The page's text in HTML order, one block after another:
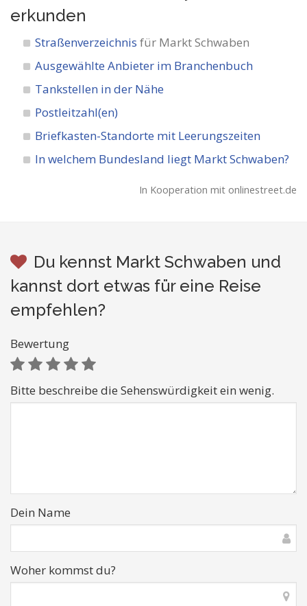
erkunden
Straßenverzeichnis für Markt Schwaben
Ausgewählte Anbieter im Branchenbuch
Tankstellen in der Nähe
Postleitzahl(en)
Briefkasten-Standorte mit Leerungszeiten
In welchem Bundesland liegt Markt Schwaben?
In Kooperation mit onlinestreet.de
Du kennst Markt Schwaben und
kannst dort etwas für eine Reise
empfehlen?
Bewertung
Bitte beschreibe die Sehenswürdigkeit ein wenig.
Dein Name
Woher kommst du?